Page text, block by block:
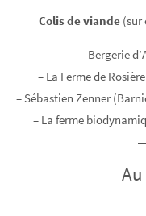
Colis de viande (sur
– Bergerie
– La Ferme de
– Sébastien Zenner
– La ferme
Au